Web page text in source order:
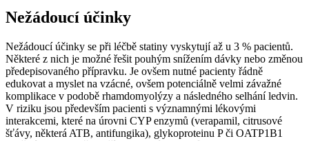
Nežádoucí účinky
Nežádoucí účinky se při léčbě statiny vyskytují až u 3 % pacientů.
Některé z nich je možné řešit pouhým snížením dávky nebo změnou
předepisovaného přípravku. Je ovšem nutné pacienty řádně
edukovat a myslet na vzácné, ovšem potenciálně velmi závažné
komplikace v podobě rhamdomyolýzy a následného selhání ledvin.
V riziku jsou především pacienti s významnými lékovými
interakcemi, které na úrovni CYP enzymů (verapamil, citrusové
šťávy, některá ATB, antifungika), glykoproteinu P či OATP1B1